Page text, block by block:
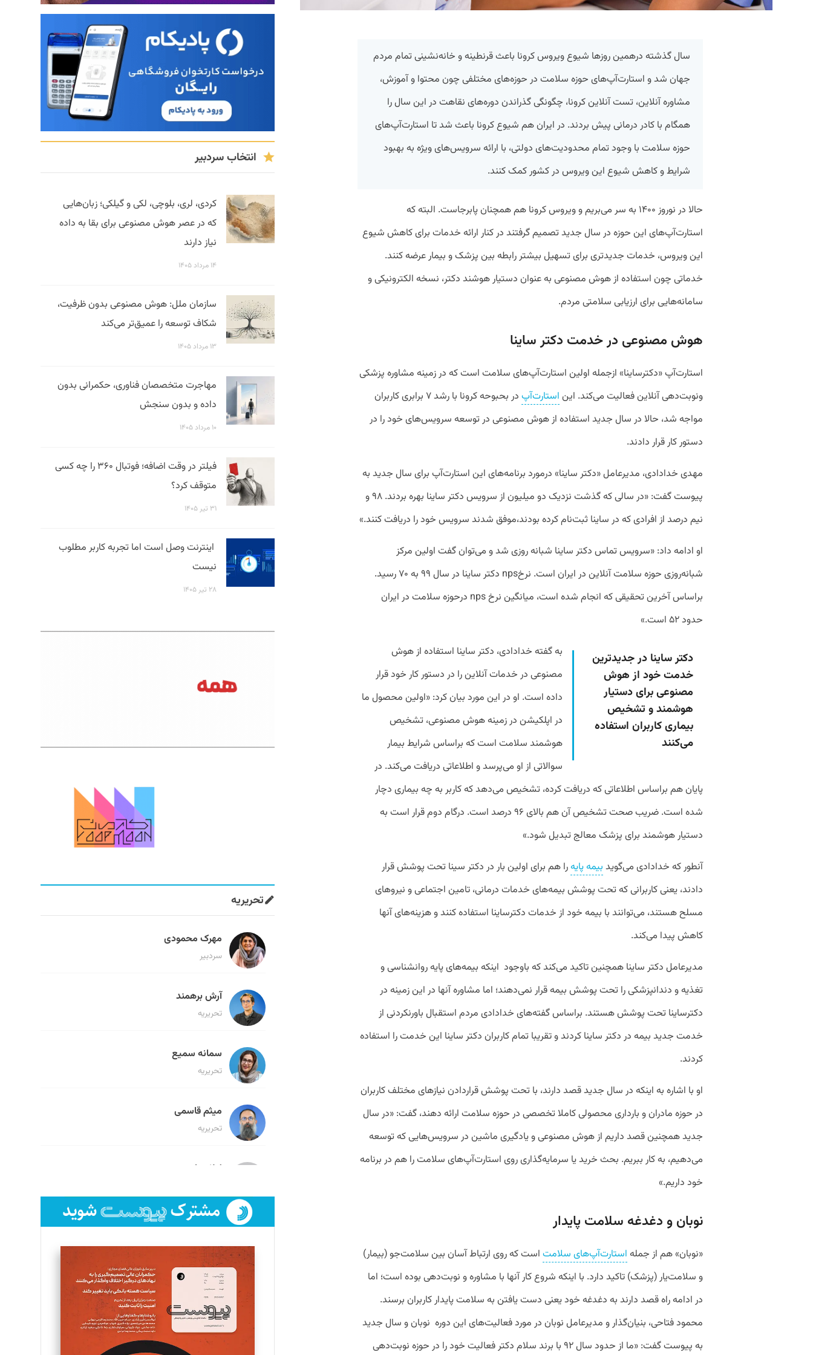
سال گذشته درهمین روزها شیوع ویروس کرونا باعث قرنطینه و خانه‌نشینی تمام مردم
جهان شد و استارت‌آپ‌های حوزه سلامت در حوزه‌های مختلفی چون محتوا و آموزش،
مشاوره آنلاین، تست آنلاین کرونا، چگونگی گذراندن دوره‌های نقاهت در این سال را
همگام با کادر درمانی پیش بردند. در ایران هم شیوع کرونا باعث شد تا استارت‌آپ‌های
حوزه سلامت با وجود تمام محدودیت‌های دولتی، با ارائه سرویس‌های ویژه به بهبود
شرایط و کاهش شیوع این ویروس در کشور کمک کنند.
حالا در نوروز ۱۴۰۰ به سر می‌بریم و ویروس کرونا هم همچنان پابرجاست. البته که
استارت‌آپ‌های این حوزه در سال جدید تصمیم گرفتند در کنار ارائه خدمات برای کاهش شیوع
این ویروس، خدمات جدیدتری برای تسهیل بیشتر رابطه بین پزشک و بیمار عرضه کنند.
خدماتی چون استفاده از هوش مصنوعی به عنوان دستیار هوشند دکتر، نسخه الکترونیکی و
سامانه‌هایی برای ارزیابی سلامتی مردم.
هوش مصنوعی در خدمت دکتر ساینا
استارت‌آپ «دکترساینا» ازجمله اولین استارت‌آپ‌های سلامت است که در زمینه مشاوره پزشکی
ونوبت‌دهی آنلاین فعالیت می‌کند. این استارت‌آپ
در بحبوحه کرونا با رشد ۷ برابری کاربران
مواجه شد، حالا در سال جدید استفاده از هوش مصنوعی در توسعه سرویس‌های خود را در
دستور کار قرار دادند.
مهدی خدادادی، مدیرعامل «دکتر ساینا» درمورد برنامه‌های این استارت‌آپ برای سال جدید به
پیوست گفت: «در سالی که گذشت نزدیک دو میلیون از سرویس دکتر ساینا بهره بردند. ۹۸ و
نیم درصد از افرادی که در ساینا ثبت‌نام کرده بودند،موفق شدند سرویس خود را دریافت کنند.»
او ادامه داد: «سرویس تماس دکتر ساینا شبانه روزی شد و می‌توان گفت اولین مرکز
شبانه‌روزی حوزه سلامت آنلاین در ایران است. نرخnps دکتر ساینا در سال ۹۹ به ۷۰ رسید.
براساس آخرین تحقیقی که انجام شده است، میانگین نرخ nps درحوزه سلامت در ایران
حدود ۵۲ است.»
دکتر ساینا در جدیدترین
خدمت خود از هوش
مصنوعی برای دستیار
هوشمند و تشخیص
بیماری کاربران استفاده
می‌کنند
به گفته خدادادی، دکتر ساینا استفاده از هوش
مصنوعی در خدمات آنلاین را در دستور کار خود قرار
داده است. او در این مورد بیان کرد: «اولین محصول ما
در اپلکیشن در زمینه هوش مصنوعی، تشخیص‌
هوشمند سلامت است که براساس شرایط بیمار
سوالاتی از او می‌پرسد و اطلاعاتی دریافت می‌کند. در
پایان هم براساس اطلاعاتی که دریافت کرده، تشخیص می‌دهد که کاربر به چه بیماری دچار
شده است. ضریب صحت تشخیص آن هم بالای ۹۶ درصد است. درگام دوم قرار است به
دستیار هوشمند برای پزشک معالج تبدیل شود.»
آنطور که خدادادی می‌گوید بیمه پایهرا هم برای اولین بار در دکتر سینا تحت پوشش قرار
دادند، یعنی کاربرانی که تحت پوشش بیمه‌های خدمات درمانی، تامین اجتماعی و نیروهای
مسلح هستند، می‌توانند با بیمه خود از خدمات دکترساینا استفاده کنند و هزینه‌های آنها
کاهش پیدا می‌کند.
مدیرعامل دکتر ساینا همچنین تاکید می‌کند که باوجود اینکه بیمه‌های پایه روانشناسی و
تغذیه و دندانپزشکی را تحت پوشش بیمه قرار نمی‌دهند؛ اما مشاوره آنها در این زمینه در
دکترساینا تحت پوشش هستند. براساس گفته‌های خدادادی مردم استقبال باورنکردنی از
خدمت جدید بیمه در دکتر ساینا کردند و تقریبا تمام کاربران دکتر ساینا این خدمت را استفاده
کردند.
او با اشاره به اینکه در سال جدید قصد دارند، با تحت پوشش قراردادن نیازهای مختلف کاربران
در حوزه مادران و بارداری محصولی کاملا تخصصی در حوزه سلامت ارائه دهند، گفت: «در سال
جدید همچنین قصد داریم از هوش مصنوعی و یادگیری ماشین در سرویس‌هایی که توسعه
می‌دهیم، به کار ببریم. بحث خرید یا سرمایه‌گذاری روی استارت‌آپ‌های سلامت را هم در برنامه
خود داریم.»
نوبان و دغدغه سلامت پایدار
«نوبان» هم از جمله استارت‌آپ‌های سلامت است که روی ارتباط آسان بین سلامت‌جو (بیمار)
و سلامت‌یار (پزشک) تاکید دارد. با اینکه شروع کار آنها با مشاوره و نوبت‌دهی بوده است؛ اما
در ادامه راه قصد دارند به دغدغه خود یعنی دست یافتن به سلامت پایدار کاربران برسند.
محمود فتاحی، بنیان‌گذار و مدیرعامل نوبان در مورد فعالیت‌های این دوره نوبان و سال جدید
به پیوست گفت: «ما از حدود سال ۹۲ با برند سلام دکتر فعالیت خود را در حوزه نوبت‌دهی
انتخاب سردبیر
کردی، لری، بلوچی، لکی و گیلکی؛ زبان‌هایی
که در عصر هوش مصنوعی برای بقا به داده
نیاز دارند
۱۴ مرداد ۱۴۰۵
سازمان ملل: هوش مصنوعی بدون ظرفیت،
شکاف توسعه را عمیق‌تر می‌کند
۱۳ مرداد ۱۴۰۵
مهاجرت متخصصان فناوری، حکمرانی بدون
داده و بدون سنجش
۱۰ مرداد ۱۴۰۵
فیلتر در وقت اضافه؛ فوتبال ۳۶۰ را چه کسی
متوقف کرد؟
۳۱ تیر ۱۴۰۵
اینترنت وصل است اما تجربه کاربر مطلوب
نیست
۲۸ تیر ۱۴۰۵
تحریریه
مهرک محمودی
سردبیر
آرش برهمند
تحریریه
سمانه سمیع
تحریریه
میثم قاسمی
تحریریه
لیلا حنارود
فائزه فتحی رستمی
تحریریه
سروش کرمیان
تحریریه
مینا پاکدل